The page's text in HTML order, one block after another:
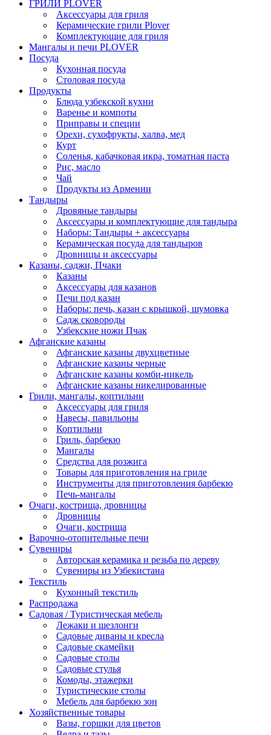
ГРИЛИ PLOVER
Аксессуары для гриля
Керамические грили Plover
Комплектующие для гриля
Мангалы и печи PLOVER
Посуда
Кухонная посуда
Столовая посуда
Продукты
Блюда узбекской кухни
Варенье и компоты
Приправы и специи
Орехи, сухофрукты, халва, мед
Курт
Соленья, кабачковая икра, томатная паста
Рис, масло
Чай
Продукты из Армении
Тандыры
Дровяные тандыры
Аксессуары и комплектующие для тандыра
Наборы: Тандыры + аксессуары
Керамическая посуда для тандыров
Дровницы и аксессуары
Казаны, саджи, Пчаки
Казаны
Аксессуары для казанов
Печи под казан
Наборы: печь, казан с крышкой, шумовка
Садж сковороды
Узбекские ножи Пчак
Афганские казаны
Афганские казаны двухцветные
Афганские казаны черные
Афганские казаны комби-никель
Афганские казаны никелированные
Грили, мангалы, коптильни
Аксессуары для гриля
Навесы, павильоны
Коптильни
Гриль, барбекю
Мангалы
Средства для розжига
Товары для приготовления на гриле
Инструменты для приготовления барбекю
Печь-мангалы
Очаги, кострища, дровницы
Дровницы
Очаги, кострища
Варочно-отопительные печи
Сувениры
Авторская керамика и резьба по дереву
Сувениры из Узбекистана
Текстиль
Кухонный текстиль
Распродажа
Садовая / Туристическая мебель
Лежаки и шезлонги
Садовые диваны и кресла
Садовые скамейки
Садовые столы
Садовые стулья
Комоды, этажерки
Туристические столы
Мебель для барбекю зон
Хозяйственные товары
Вазы, горшки для цветов